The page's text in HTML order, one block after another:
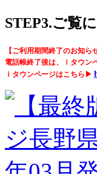
STEP3.ご覧
【ご利用期間終了のお知
電話帳終了後は、ｉタウン
ｉタウンページはこちら▶